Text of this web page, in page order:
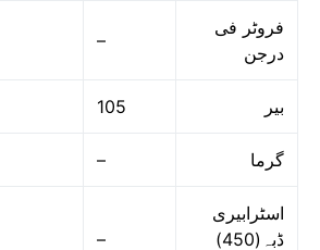
–
فروٹر فی
درجن
105 بیر
– گرما
–
اسٹرابیری
ڈبہ(450)